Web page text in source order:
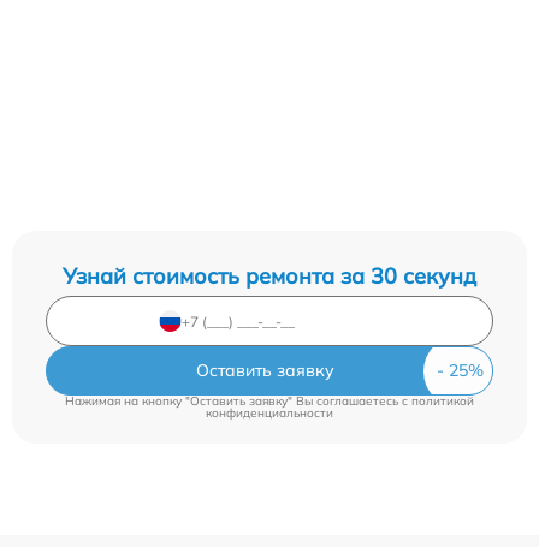
Узнай стоимость ремонта за 30 секунд
Оставить заявку
Нажимая на кнопку "Оставить заявку" Вы соглашаетесь cполитикой
конфиденциальности